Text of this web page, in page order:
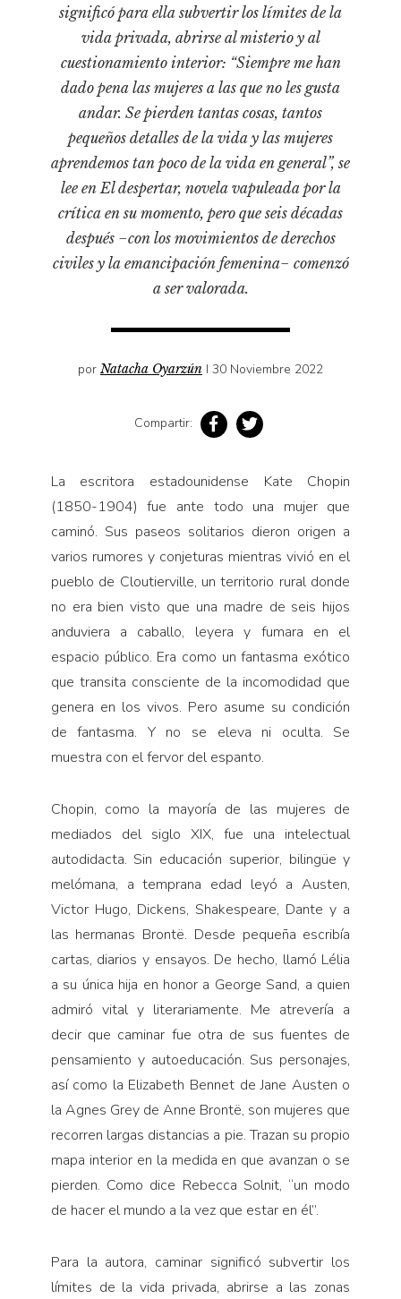
Medioambiente
Narrativas visuales
Pensamiento
Pensamiento ilustrado
Personaje
Personajes secundarios
Relecturas
Sociedad
significó para ella subvertir los límites de la
vida privada, abrirse al misterio y al
cuestionamiento interior: “Siempre me han
dado pena las mujeres a las que no les gusta
andar. Se pierden tantas cosas, tantos
pequeños detalles de la vida y las mujeres
aprendemos tan poco de la vida en general”, se
lee en El despertar, novela vapuleada por la
crítica en su momento, pero que seis décadas
después −con los movimientos de derechos
civiles y la emancipación femenina− comenzó
a ser valorada.
por Natacha Oyarzún I 30 Noviembre 2022
Compartir:
La escritora estadounidense Kate Chopin
(1850-1904) fue ante todo una mujer que
caminó. Sus paseos solitarios dieron origen a
varios rumores y conjeturas mientras vivió en el
pueblo de Cloutierville, un territorio rural donde
no era bien visto que una madre de seis hijos
anduviera a caballo, leyera y fumara en el
espacio público. Era como un fantasma exótico
que transita consciente de la incomodidad que
genera en los vivos. Pero asume su condición
de fantasma. Y no se eleva ni oculta. Se
muestra con el fervor del espanto.
Chopin, como la mayoría de las mujeres de
mediados del siglo XIX, fue una intelectual
autodidacta. Sin educación superior, bilingüe y
melómana, a temprana edad leyó a Austen,
Victor Hugo, Dickens, Shakespeare, Dante y a
las hermanas Brontë. Desde pequeña escribía
cartas, diarios y ensayos. De hecho, llamó Lélia
a su única hija en honor a George Sand, a quien
admiró vital y literariamente. Me atrevería a
decir que caminar fue otra de sus fuentes de
pensamiento y autoeducación. Sus personajes,
así como la Elizabeth Bennet de Jane Austen o
la Agnes Grey de Anne Brontë, son mujeres que
recorren largas distancias a pie. Trazan su propio
mapa interior en la medida en que avanzan o se
pierden. Como dice Rebecca Solnit, “un modo
de hacer el mundo a la vez que estar en él”.
Para la autora, caminar significó subvertir los
límites de la vida privada, abrirse a las zonas